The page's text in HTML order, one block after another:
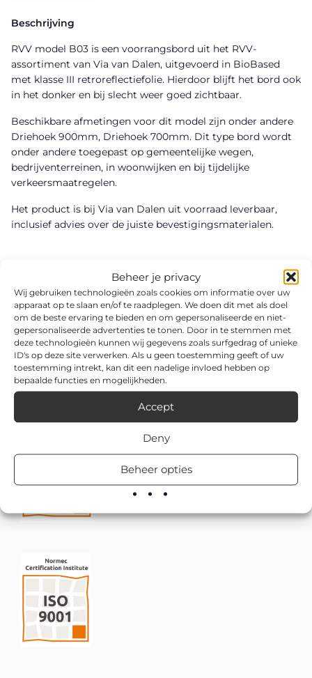
Beheer je privacy
Wij gebruiken technologieën zoals cookies om informatie over uw
apparaat op te slaan en/of te raadplegen. We doen dit met als doel
om de beste ervaring te bieden en om gepersonaliseerde en niet-
gepersonaliseerde advertenties te tonen. Door in te stemmen met
deze technologieën kunnen wij gegevens zoals surfgedrag of unieke
ID's op deze site verwerken. Als u geen toestemming geeft of uw
toestemming intrekt, kan dit een nadelige invloed hebben op
bepaalde functies en mogelijkheden.
Accept
Deny
Beheer opties
Beschrijving
RVV model B03 is een voorrangsbord uit het RVV-
assortiment van Via van Dalen, uitgevoerd in BioBased
met klasse III retroreflectiefolie. Hierdoor blijft het bord ook
in het donker en bij slecht weer goed zichtbaar.
Beschikbare afmetingen voor dit model zijn onder andere
Driehoek 900mm, Driehoek 700mm. Dit type bord wordt
onder andere toegepast op gemeentelijke wegen,
bedrijventerreinen, in woonwijken en bij tijdelijke
verkeersmaatregelen.
Het product is bij Via van Dalen uit voorraad leverbaar,
inclusief advies over de juiste bevestigingsmaterialen.